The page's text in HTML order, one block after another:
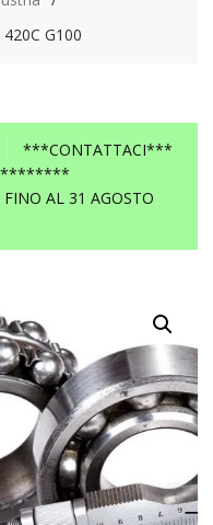
G100
***CONTATTACI***
FINO AL 31 AGOSTO